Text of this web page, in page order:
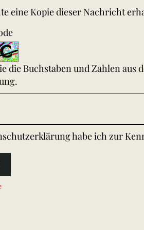
eine Kopie dieser Nachricht
die Buchstaben und Zahlen
habe ich zur